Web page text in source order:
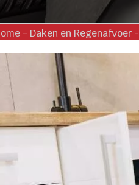
- Daken en Regenafvoer-